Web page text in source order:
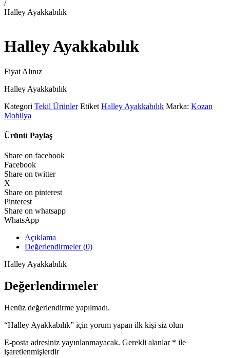
/
Halley Ayakkabılık
Halley Ayakkabılık
Fiyat Alınız
Halley Ayakkabılık
Kategori Tekil Ürünler Etiket Halley Ayakkabılık Marka: Kozan
Mobilya
Ürünü Paylaş
Share on facebook
Facebook
Share on twitter
X
Share on pinterest
Pinterest
Share on whatsapp
WhatsApp
Açıklama
Değerlendirmeler (0)
Halley Ayakkabılık
Değerlendirmeler
Henüz değerlendirme yapılmadı.
“Halley Ayakkabılık” için yorum yapan ilk kişi siz olun
E-posta adresiniz yayınlanmayacak. Gerekli alanlar * ile
işaretlenmişlerdir